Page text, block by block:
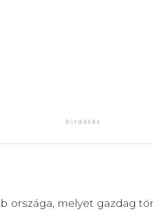
országa, melyet gazdag